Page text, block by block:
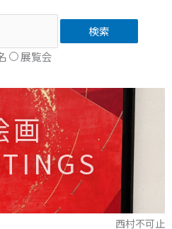
検索
展覧会
画
西村不可止